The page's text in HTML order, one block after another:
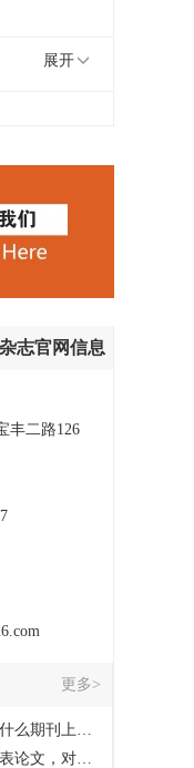
展开
志官网信息
丰二路126
更多>
刊上发表？
对考研有优势？